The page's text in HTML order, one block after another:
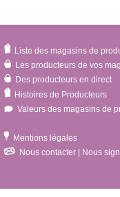
Liste des magasins de
Les producteurs de vos
Des producteurs en direct
Histoires de Producteurs
Valeurs des magasins de
Mentions légales
Nous contacter | Nous